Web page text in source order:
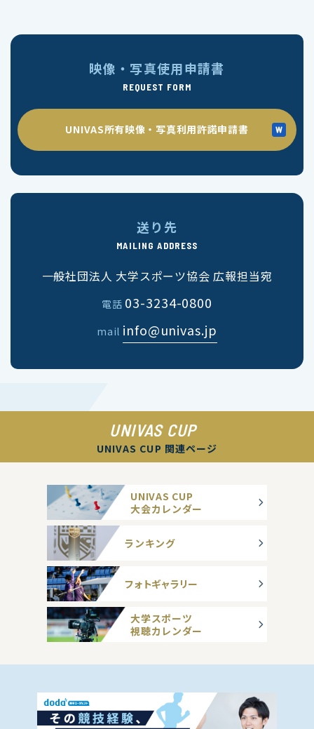
映像・写真使用申請書
REQUEST FORM
UNIVAS所有映像・写真利用許諾申請書
送り先
MAILING ADDRESS
一般社団法人 大学スポーツ協会 広報担当宛
電話 03-3234-0800
mail info@univas.jp
UNIVAS CUP
UNIVAS CUP 関連ページ
UNIVAS CUP
大会カレンダー
ランキング
フォトギャラリー
大学スポーツ
視聴カレンダー